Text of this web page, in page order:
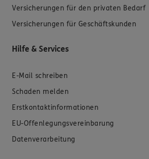
Versicherungen für den privaten Bedarf
Versicherungen für Geschäftskunden
Hilfe & Services
E-Mail schreiben
Schaden melden
Erstkontaktinformationen
EU-Offenlegungsvereinbarung
Datenverarbeitung